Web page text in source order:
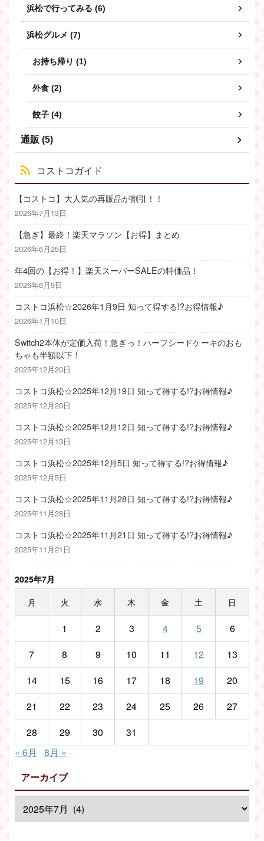
浜松で行ってみる (6)
浜松グルメ (7)
お持ち帰り (1)
外食 (2)
餃子 (4)
通販 (5)
コストコガイド
【コストコ】大人気の再販品が割引！！
2026年7月13日
【急ぎ】最終！楽天マラソン【お得】まとめ
2026年6月25日
年4回の【お得！】楽天スーパーSALEの特価品！
2026年6月9日
コストコ浜松☆2026年1月9日 知って得する!?お得情報♪
2026年1月10日
Switch2本体が定価入荷！急ぎっ！ハーフシードケーキのおも
ちゃも半額以下！
2025年12月20日
コストコ浜松☆2025年12月19日 知って得する!?お得情報♪
2025年12月20日
コストコ浜松☆2025年12月12日 知って得する!?お得情報♪
2025年12月13日
コストコ浜松☆2025年12月5日 知って得する!?お得情報♪
2025年12月5日
コストコ浜松☆2025年11月28日 知って得する!?お得情報♪
2025年11月28日
コストコ浜松☆2025年11月21日 知って得する!?お得情報♪
2025年11月21日
2025年7月
月
火 水 木 金 土 日
1 2 3 4 5
6
7
8 9 10 11 12
13
14
15 16 17 18 19
20
21
22 23 24 25 26
27
28
29 30
31
« 6月
8月 »
アーカイブ